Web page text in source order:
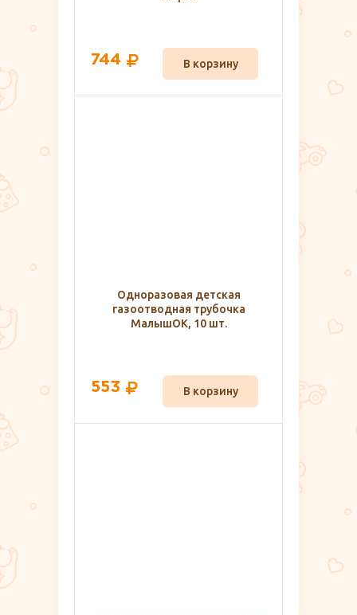
744 В корзину
Одноразовая детская
газоотводная трубочка
МалышОК, 10 шт.
553 В корзину